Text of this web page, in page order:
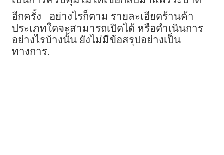
อีกครั้ง
อย่างไรก็ตาม รายละเอียดร้านค้า
ประเภทใดจะสามารถเปิดได้ หรือดำเนินการ
อย่างไรบ้างนั้น ยังไม่มีข้อสรุปอย่างเป็น
ทางการ.